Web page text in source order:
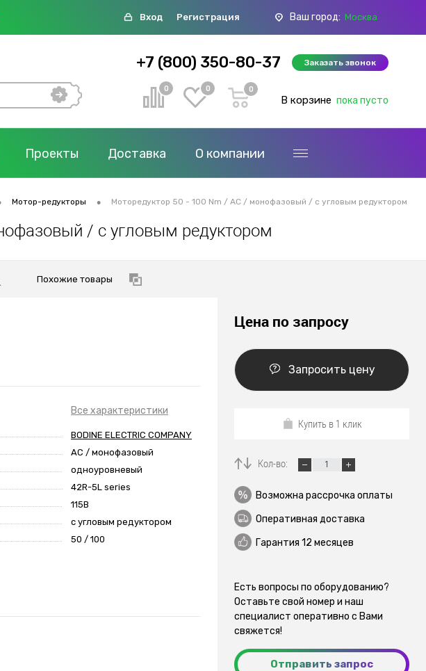
Вход Регистрация Ваш город: Москва
+7 (800) 350-80-37 Заказать звонок
0 0 0
В корзине пока пусто
Проекты Доставка О компании
Мотор-редукторы • Моторедуктор 50 - 100 Nm / AC / монофазовый / с угловым редуктором
/ с угловым редуктором
Похожие товары
Все характеристики
BODINE ELECTRIC COMPANY
AC / монофазовый
одноуровневый
42R-5L series
115В
с угловым редуктором
50 / 100
Цена по запросу
Запросить цену
Купить в 1 клик
Кол-во:
Возможна рассрочка оплаты
Оперативная доставка
Гарантия 12 месяцев
Есть вопросы по оборудованию?
Оставьте свой номер и наш
специалист оперативно с Вами
свяжется!
Отправить запрос